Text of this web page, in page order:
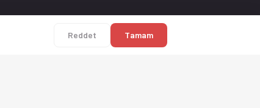
Reddet Tamam